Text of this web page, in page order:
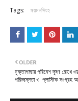
Tags: ময়মনসিংহ
OLDER
মুক্তাগাছায় পরিবেশ দূষণ রোধে
পরিচ্ছন্নতা ও প্লাস্টিক সংগ্রহ